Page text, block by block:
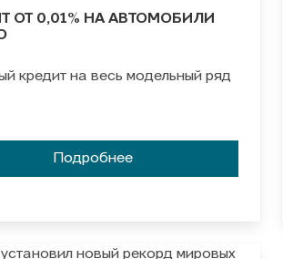
ОТ 0,01% НА АВТОМОБИЛИ
кредит на весь модельный ряд
Подробнее